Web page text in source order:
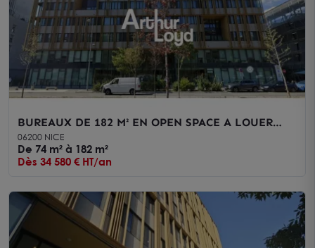
BUREAUX DE 182 M² EN OPEN SPACE A LOUER
SUR NICE OUEST A PARTIR DE 74 M²
06200 NICE
De 74 m² à 182 m²
Dès 34 580 € HT/an